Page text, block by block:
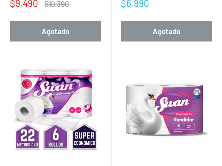
Precio
venta
$9.490
Precio
$10.390
Agotado
Precio
venta
$6.990
Agotado